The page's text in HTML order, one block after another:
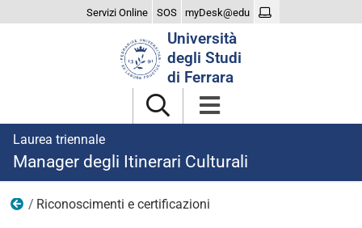
Servizi Online SOS myDesk@edu
Università
degli Studi
di Ferrara
Laurea triennale
Manager degli Itinerari Culturali
Iscriversi
Riconoscimenti e certificazioni